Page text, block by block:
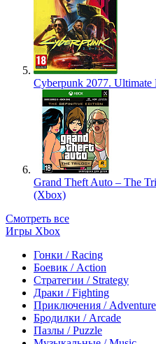
Cyberpunk 2077.
Grand Theft Auto – The
(Xbox)
Смотреть все
Игры Xbox
Гонки / Racing
Боевик / Action
Стратегии / Strategy
Драки / Fighting
Приключения / Adventure
Бродилки / Arcade
Пазлы / Puzzle